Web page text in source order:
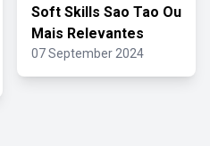
Soft Skills Sao Tao Ou
Mais Relevantes
07 September 2024